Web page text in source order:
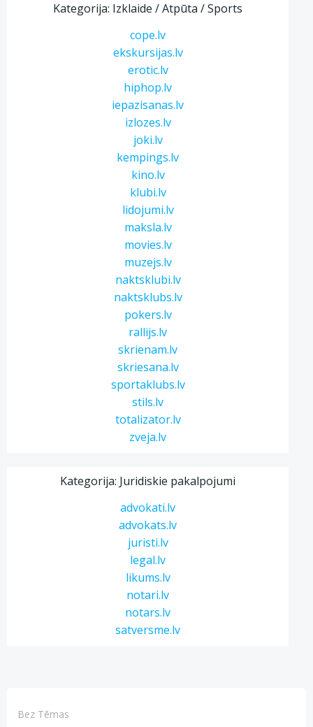
Kategorija: Izklaide / Atpūta / Sports
cope.lv
ekskursijas.lv
erotic.lv
hiphop.lv
iepazisanas.lv
izlozes.lv
joki.lv
kempings.lv
kino.lv
klubi.lv
lidojumi.lv
maksla.lv
movies.lv
muzejs.lv
naktsklubi.lv
naktsklubs.lv
pokers.lv
rallijs.lv
skrienam.lv
skriesana.lv
sportaklubs.lv
stils.lv
totalizator.lv
zveja.lv
Kategorija: Juridiskie pakalpojumi
advokati.lv
advokats.lv
juristi.lv
legal.lv
likums.lv
notari.lv
notars.lv
satversme.lv
Bez Tēmas